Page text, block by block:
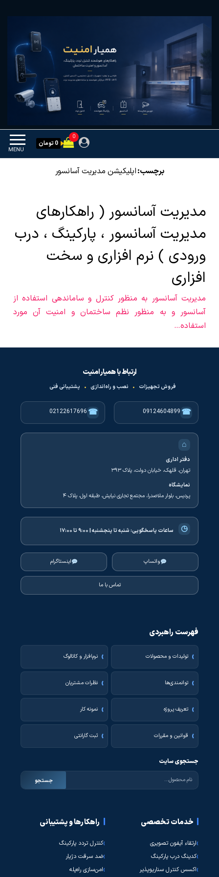
همیار امنیت
MENU
0
0 تومان
برچسب:اپلیکیشن مدیریت آسانسور
مدیریت آسانسور ( راهکارهای
مدیریت آسانسور ، پارکینگ ، درب
ورودی ) نرم افزاری و سخت
افزاری
مدیریت آسانسور به منظور کنترل و ساماندهی استفاده از
آسانسور و به منظور نظم ساختمان و امنیت آن مورد
استفاده…
ارتباط با همیار امنیت
فروش تجهیزات • نصب و راه‌اندازی • پشتیبانی فنی
☎
09124604899
☎
02122617696
⌂
دفتر اداری
تهران، قلهک، خیابان دولت، پلاک ۳۹۳
نمایشگاه
پردیس، بلوار ملاصدرا، مجتمع تجاری نیایش، طبقه اول، پلاک ۴
◷ ساعات پاسخگویی:شنبه تا پنجشنبه | ۹:۰۰ تا ۱۷:۰۰
واتساپ اینستاگرام
تماس با ما
فهرست راهبردی
تولیدات و محصولات نرم‌افزار و کاتالوگ
توانمندی‌ها نظرات مشتریان
تعریف پروژه نمونه کار
قوانین و مقررات ثبت گارانتی
جستجوی سایت
جستجو
خدمات تخصصی
ارتقاء آیفون تصویری
کدینگ درب پارکینگ
اکسس کنترل سناریوپذیر
راهکارها و پشتیبانی
کنترل تردد پارکینگ
ضد سرقت دژیار
امن‌سازی راه‌پله